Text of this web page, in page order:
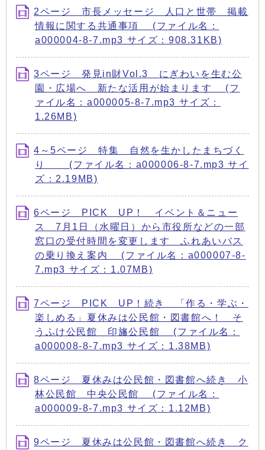
2ページ 市長メッセージ 人口と世帯 掲載
情報に関する共通事項 (ファイル名：
a000004-8-7.mp3 サイズ：908.31KB)
3ページ 発見in財Vol.3 にぎわいを生む公
園・広場へ 新たな活用が始まります (フ
ァイル名：a000005-8-7.mp3 サイズ：
1.26MB)
4～5ページ 特集 自然を生かしたまちづく
り (ファイル名：a000006-8-7.mp3 サイ
ズ：2.19MB)
6ページ PICK UP！ イベント＆ニュー
ス 7月1日（水曜日）から市役所などの一部
窓口の受付時間を変更します ふれあいバス
の乗り換え案内 (ファイル名：a000007-8-
7.mp3 サイズ：1.07MB)
7ページ PICK UP！続き 「作る・学ぶ・
楽しめる」夏休みは公民館・図書館へ！ そ
うふけ公民館 印旛公民館 (ファイル名：
a000008-8-7.mp3 サイズ：1.38MB)
8ページ 夏休みは公民館・図書館へ続き 小
林公民館 中央公民館 (ファイル名：
a000009-8-7.mp3 サイズ：1.12MB)
9ページ 夏休みは公民館・図書館へ続き ク